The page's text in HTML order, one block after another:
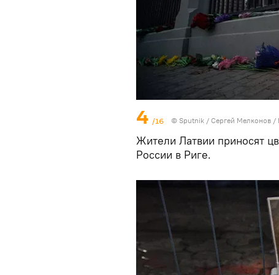
4 /16 © Sputnik / Сергей Мелконов /
Жители Латвии приносят
России в Риге.